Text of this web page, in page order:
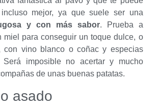
mejor, ya que suele ser una
y con más sabor. Prueba a
miel para conseguir un toque dulce, o
con vino blanco o coñac y especias
Será imposible no acertar y mucho
de unas buenas patatas.
asado